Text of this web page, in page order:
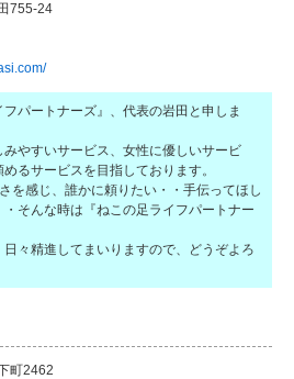
755-24
パートナーズ』、代表の岩田と申しま
やすいサービス、女性に優しいサービ
るサービスを目指しております。
を感じ、誰かに頼りたい・・手伝ってほし
そんな時は『ねこの足ライフパートナー
々精進してまいりますので、どうぞよろ
町2462